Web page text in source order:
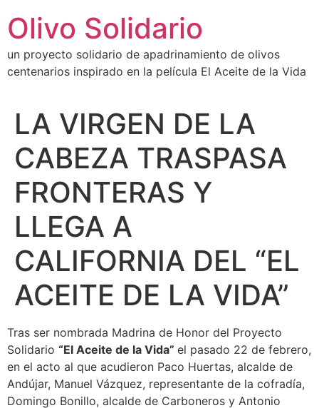
contenido
Olivo Solidario
un proyecto solidario de apadrinamiento de olivos
centenarios inspirado en la película El Aceite de la Vida
LA VIRGEN DE LA
CABEZA TRASPASA
FRONTERAS Y
LLEGA A
CALIFORNIA DEL “EL
ACEITE DE LA VIDA”
Tras ser nombrada Madrina de Honor del Proyecto
Solidario “El Aceite de la Vida” el pasado 22 de febrero,
en el acto al que acudieron Paco Huertas, alcalde de
Andújar, Manuel Vázquez, representante de la cofradía,
Domingo Bonillo, alcalde de Carboneros y Antonio